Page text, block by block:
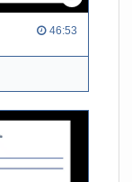
46:53